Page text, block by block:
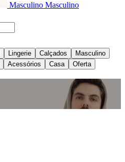
Masculino Masculino
Lingerie Calçados
Masculino
Acessórios Casa Oferta